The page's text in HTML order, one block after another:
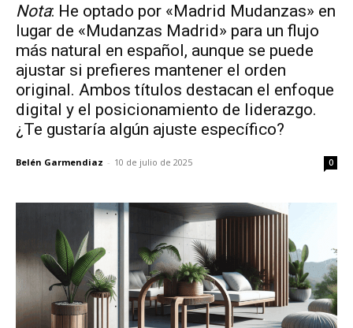
Nota: He optado por «Madrid Mudanzas» en
lugar de «Mudanzas Madrid» para un flujo
más natural en español, aunque se puede
ajustar si prefieres mantener el orden
original. Ambos títulos destacan el enfoque
digital y el posicionamiento de liderazgo.
¿Te gustaría algún ajuste específico?
Belén Garmendiaz - 10 de julio de 2025 0